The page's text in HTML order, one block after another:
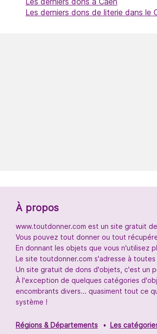
Les derniers dons de literie dans le
À propos
www.toutdonner.com est un site gratuit
Vous pouvez tout donner ou tout
En donnant les objets que vous n'utilisez
Le site toutdonner.com s'adresse à
Un site gratuit de dons d'objets, c'est un
À l'exception de quelques catégories
encombrants divers... quasiment tout ce
système !
Régions & Départements Les